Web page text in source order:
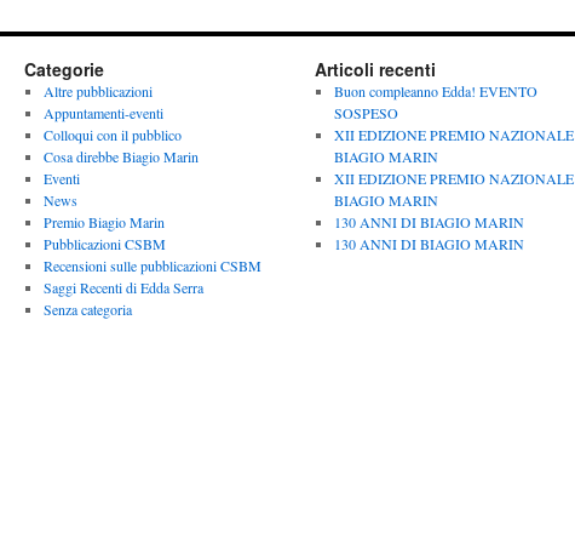
Categorie
Altre pubblicazioni
Appuntamenti-eventi
Colloqui con il pubblico
Cosa direbbe Biagio Marin
Eventi
News
Premio Biagio Marin
Pubblicazioni CSBM
Recensioni sulle pubblicazioni CSBM
Saggi Recenti di Edda Serra
Senza categoria
Articoli recenti
Buon compleanno Edda! EVENTO
SOSPESO
XII EDIZIONE PREMIO NAZIONALE
BIAGIO MARIN
XII EDIZIONE PREMIO NAZIONALE
BIAGIO MARIN
130 ANNI DI BIAGIO MARIN
130 ANNI DI BIAGIO MARIN